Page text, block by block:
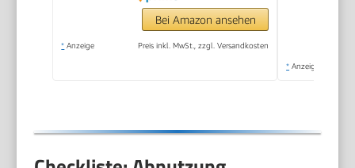
Bei Amazon ansehen
* Anzeige Preis inkl. MwSt., zzgl. Versandkosten
* Anzeige